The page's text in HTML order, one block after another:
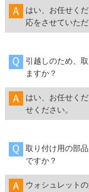
はい、お任せく
応をさせていただ
引越しのため、
ますか？
はい、お任せく
せください。
取り付け用の部
ですか？
ウォシュレット